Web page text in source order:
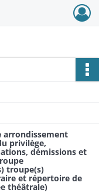
arrondissement
privilège,
démissions et
troupe(s)
et répertoire de
théâtrale)